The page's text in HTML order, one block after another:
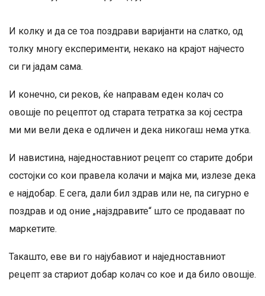
И колку и да се тоа поздрави варијанти на слатко, од
толку многу експерименти, некако на крајот најчесто
си ги јадам сама.
И конечно, си реков, ќе направам еден колач со
овошје по рецептот од старата тетратка за кој сестра
ми ми вели дека е одличен и дека никогаш нема утка.
И навистина, наједноставниот рецепт со старите добри
состојки со кои правела колачи и мајка ми, излезе дека
е најдобар. Е сега, дали бил здрав или не, па сигурно е
поздрав и од оние „најздравите“ што се продаваат по
маркетите.
Такашто, еве ви го најубавиот и наједноставниот
рецепт за стариот добар колач со кое и да било овошје.